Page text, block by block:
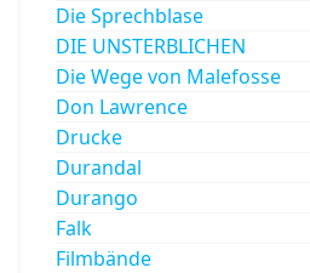
Die Sprechblase
DIE UNSTERBLICHEN
Die Wege von Malefosse
Don Lawrence
Drucke
Durandal
Durango
Falk
Filmbände